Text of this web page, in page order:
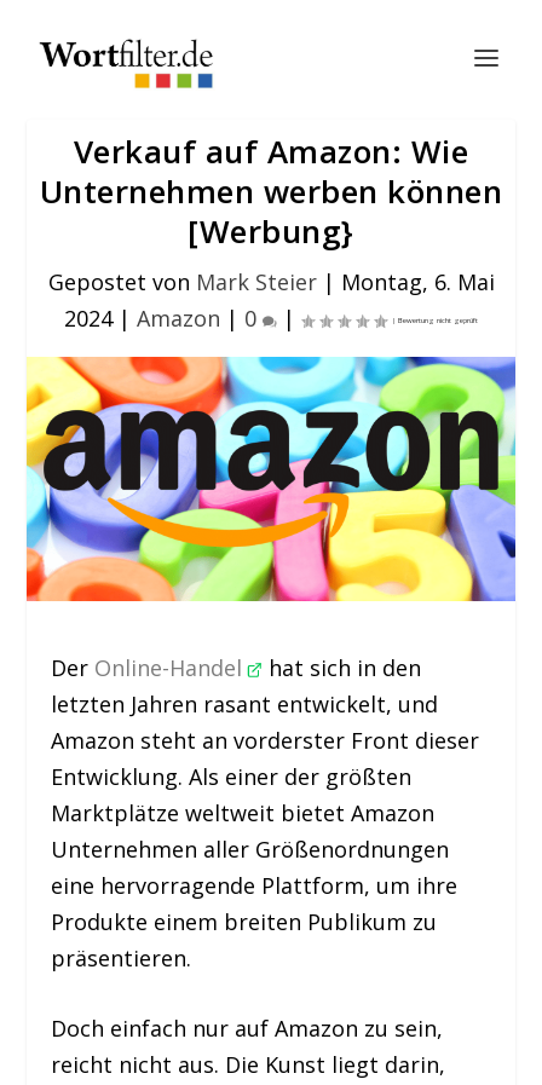
Verkauf auf Amazon: Wie
Unternehmen werben können
[Werbung}
Gepostet von Mark Steier| Montag, 6. Mai
2024| Amazon | 0 |
Der Online-Handel
hat sich in den
letzten Jahren rasant entwickelt, und
Amazon steht an vorderster Front dieser
Entwicklung. Als einer der größten
Marktplätze weltweit bietet Amazon
Unternehmen aller Größenordnungen
eine hervorragende Plattform, um ihre
Produkte einem breiten Publikum zu
präsentieren.
Doch einfach nur auf Amazon zu sein,
reicht nicht aus. Die Kunst liegt darin,